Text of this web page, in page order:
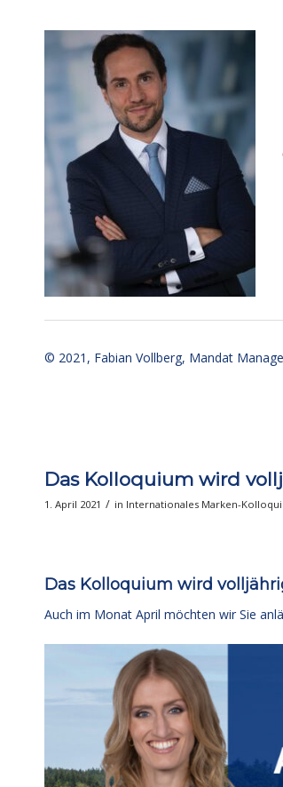
© 2021, Fabian Vollberg, Mandat
Das Kolloquium wird
1. April 2021 / in Internationales Marken-
Das Kolloquium wird
Auch im Monat April möchten wir Sie